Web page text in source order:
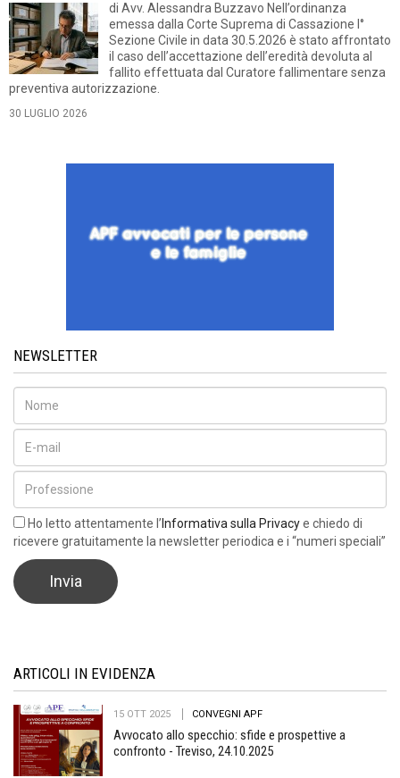
di Avv. Alessandra Buzzavo Nell’ordinanza
emessa dalla Corte Suprema di Cassazione I°
Sezione Civile in data 30.5.2026 è stato affrontato
il caso dell’accettazione dell’eredità devoluta al
fallito effettuata dal Curatore fallimentare senza
preventiva autorizzazione.
30 LUGLIO 2026
NEWSLETTER
Ho letto attentamente l’ Informativa sulla Privacye chiedo di
ricevere gratuitamente la newsletter periodica e i “numeri speciali”
ARTICOLI IN EVIDENZA
15 OTT 2025 CONVEGNI APF
Avvocato allo specchio: sfide e prospettive a
confronto - Treviso, 24.10.2025